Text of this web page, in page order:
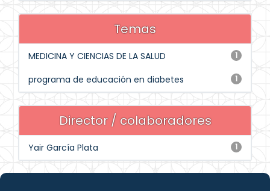
Temas
1
MEDICINA Y CIENCIAS DE LA SALUD
1
programa de educación en diabetes
Director / colaboradores
1
Yair García Plata